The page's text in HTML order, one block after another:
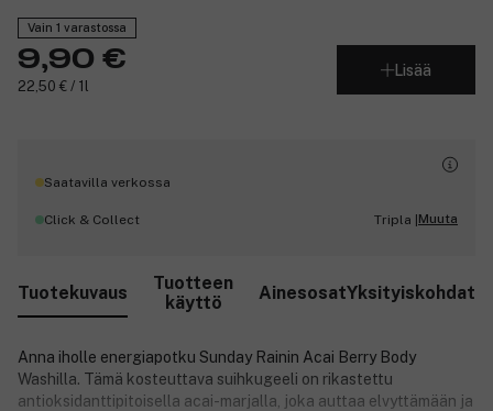
Vain 1 varastossa
9,90 €
22,50 € / 1l
Lisää
Saatavilla verkossa
Click & Collect Tripla |Muuta
Tuotekuvaus
Tuotteen
käyttö
AinesosatYksityiskohdat
Anna iholle energiapotku Sunday Rainin Acai Berry Body
Washilla. Tämä kosteuttava suihkugeeli on rikastettu
antioksidanttipitoisella acai-marjalla, joka auttaa elvyttämään ja